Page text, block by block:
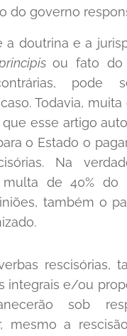
do governo
a doutrina e a
ou fato do
pode
Todavia,
esse artigo
o Estado o
Na
de 40% do
também o
rescisórias,
integrais e/ou
sob
mesmo a